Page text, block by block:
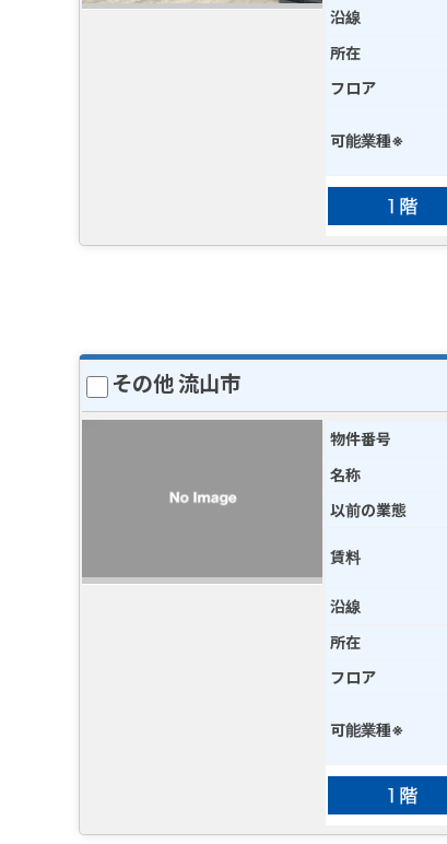
沿線
所在
フロア
可能業種※
その他 流山市
物件番号
名称
以前の業態
賃料
沿線
所在
フロア
可能業種※